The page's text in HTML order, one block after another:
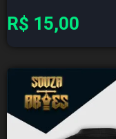
R$ 15,00